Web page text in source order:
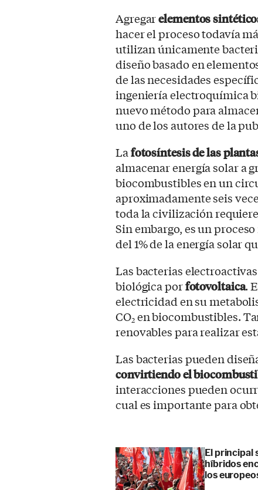
Agregarelementos
hacer el proceso todavía
utilizan únicamente
diseño basado en
de las necesidades
ingeniería electroquímica
nuevo método para
uno de los autores de la
Lafotosíntesis de las
almacenar energía solar a
biocombustibles en un
aproximadamente seis
toda la civilización
Sin embargo, es un
del 1% de la energía solar
Las bacterias
biológica porfotovoltaica.
electricidad en su
CO2en biocombustibles.
renovables para realizar
Las bacterias pueden
convirtiendo el
interacciones pueden
cual es importante para
El principal
híbridos
los